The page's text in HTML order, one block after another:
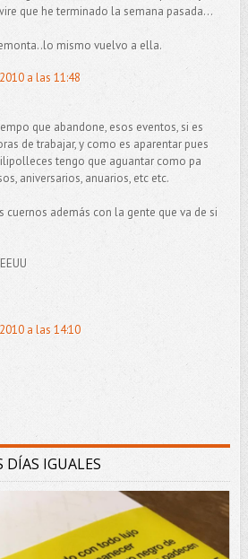
que he terminado la semana pasada...
mismo vuelvo a ella.
a las 11:48
que abandone, esos eventos, si es
de trabajar, y como es aparentar pues
tengo que aguantar como pa
aniversarios, anuarios, etc etc.
cuernos además con la gente que va de si
a las 14:10
DÍAS IGUALES